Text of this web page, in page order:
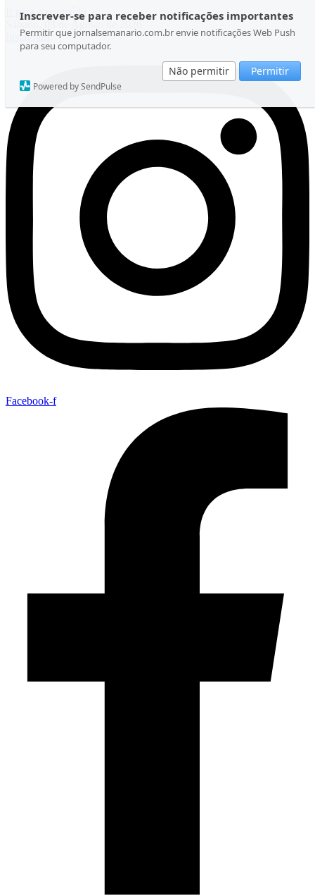
Inscrever-se para receber notificações importantes
Permitir que jornalsemanario.com.br envie notificações Web Push
para seu computador.
Não permitir Permitir
Powered by SendPulse
Ir para o conteúdo
Sábado, 08 de Agosto de 2026
Instagram
Facebook-f